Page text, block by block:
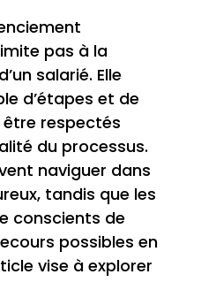
pas à la
salarié. Elle
d’étapes et de
respectés
du processus.
naviguer dans
tandis que les
conscients de
possibles en
vise à explorer